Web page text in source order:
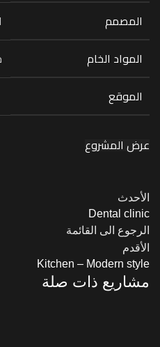
المصمم
المواد الخام
الموقع
عرض المشروع
الأحدث
Dental clinic
الرجوع الى القائمة
الأقدم
Kitchen – Modern style
مشاريع ذات صلة